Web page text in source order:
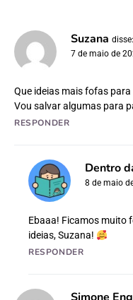
Suzana disse:
7 de maio de
Que ideias mais fofas
Vou salvar algumas para
RESPONDER
Dentro
8 de maio
Ebaaa! Ficamos muito
ideias, Suzana!
RESPONDER